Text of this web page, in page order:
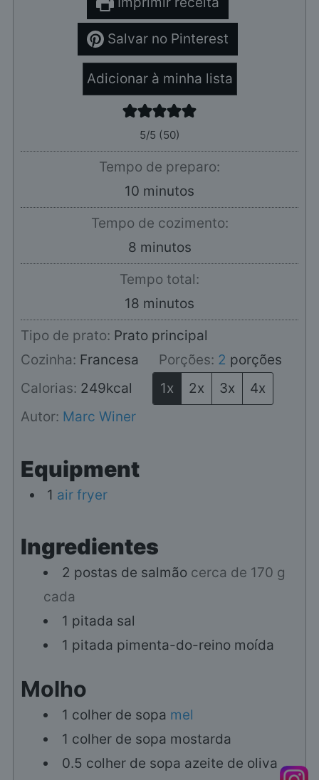
Salvar no Pinterest
Adicionar à minha lista
5/5 (50)
Tempo de preparo:
10 minutos
minutos
Tempo de cozimento:
8minutos
minutos
Tempo total:
18 minutos
minutos
Tipo de prato: Prato principal
Cozinha: Francesa Porções: 2 porções
Calorias: 249kcal 1x 2x 3x
4x
Autor: Marc Winer
Equipment
1 air fryer
Ingredientes
2 postas de salmão cerca de 170 g
cada
1 pitada sal
1 pitada pimenta-do-reino moída
Molho
1 colher de sopa mel
1 colher de sopa mostarda
0.5 colher de sopa azeite de oliva